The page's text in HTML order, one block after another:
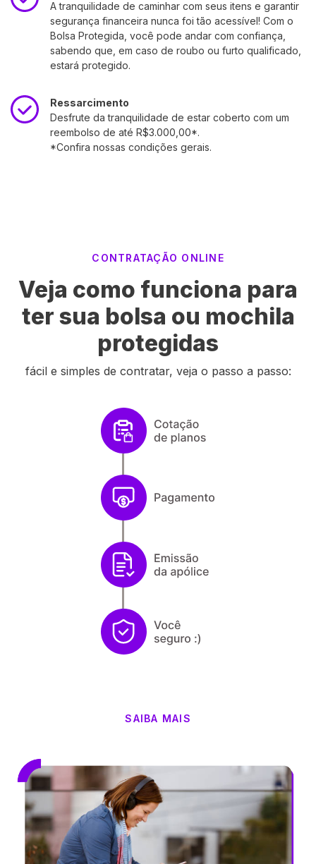
A tranquilidade de caminhar com seus itens e garantir
segurança financeira nunca foi tão acessível! Com o
Bolsa Protegida, você pode andar com confiança,
sabendo que, em caso de roubo ou furto qualificado,
estará protegido.
Ressarcimento
Desfrute da tranquilidade de estar coberto com um
reembolso de até R$3.000,00*.
*Confira nossas condições gerais.
CONTRATAÇÃO ONLINE
Veja como funciona para
ter sua bolsa ou mochila
protegidas
fácil e simples de contratar, veja o passo a passo:
SAIBA MAIS